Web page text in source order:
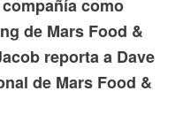
como
de Mars Food &
reporta a Dave
de Mars Food &